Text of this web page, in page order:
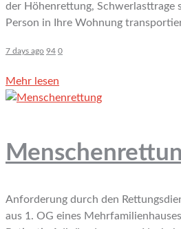
der Höhenrettung, Schwerlasttrage
Person in Ihre Wohnung
7 days ago 94 0
Mehr lesen
Anforderung durch den
aus 1. OG eines